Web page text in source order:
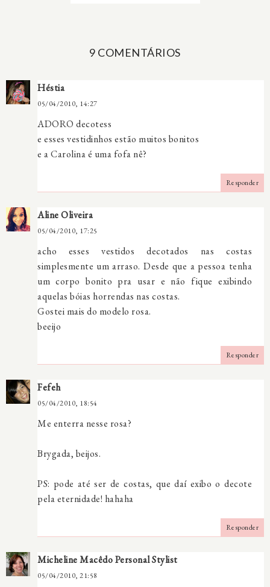
9 COMENTÁRIOS
Héstia
05/04/2010, 14:27
ADORO decotess
e esses vestidinhos estão muitos bonitos
e a Carolina é uma fofa nê?
Responder
Aline Oliveira
05/04/2010, 17:25
acho esses vestidos decotados nas costas
simplesmente um arraso. Desde que a pessoa tenha
um corpo bonito pra usar e não fique exibindo
aquelas bóias horrendas nas costas.
Gostei mais do modelo rosa.
beeijo
Responder
Fefeh
05/04/2010, 18:54
Me enterra nesse rosa?
Brygada, beijos.
PS: pode até ser de costas, que daí exibo o decote
pela eternidade! hahaha
Responder
Micheline Macêdo Personal Stylist
05/04/2010, 21:58